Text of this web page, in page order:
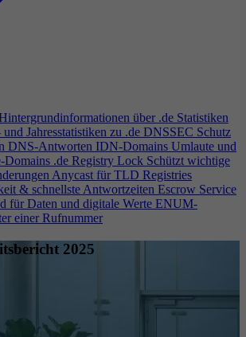
über .de Statistiken
Jahresstatistiken zu .de DNSSEC Schutz
DNS-Antworten IDN-Domains Umlaute und
Domains .de Registry Lock Schützt wichtige
Anycast für TLD Registries
& schnellste Antwortzeiten Escrow Service
für Daten und digitale Werte ENUM-
einer Rufnummer
2025